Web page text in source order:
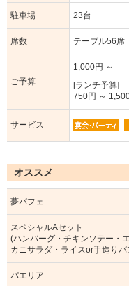
駐車場 23台
席数 テーブル56席
ご予算
1,000円 ～
[ランチ予算]
750円 ～
サービス
オススメ
夢パフェ
スペシャルAセット
(ハンバーグ・チキンソテー・
カニサラダ・ライスor手造りパ
パエリア